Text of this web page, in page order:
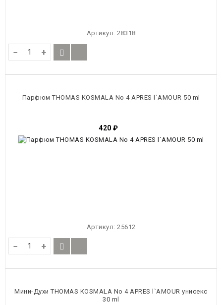
Артикул: 28318
− +
Парфюм THOMAS KOSMALA No 4 APRES l`AMOUR 50 ml
420 ₽
Артикул: 25612
− +
Мини-Духи THOMAS KOSMALA No 4 APRES l`AMOUR унисекс
30 ml